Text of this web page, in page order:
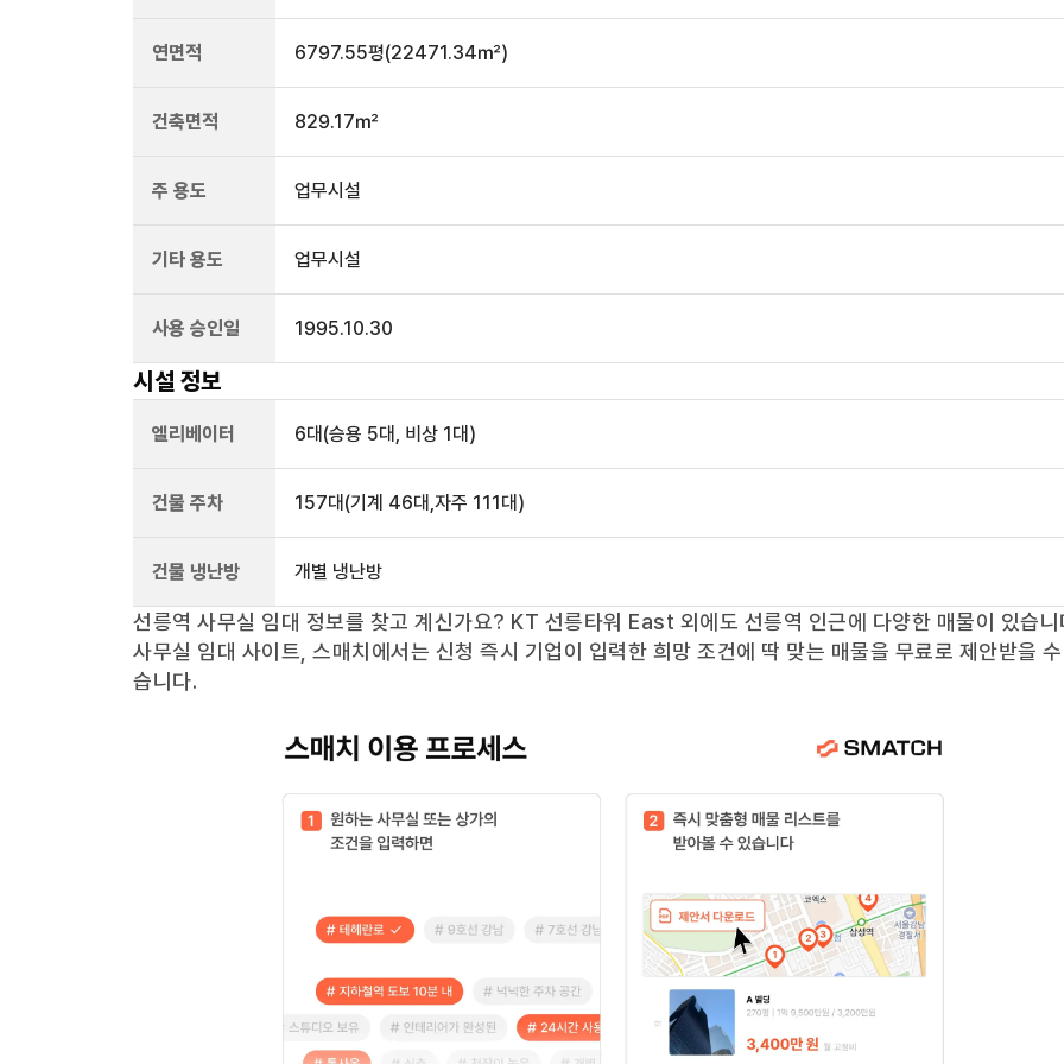
연면적 6797.55평(22471.34㎡)
건축면적 829.17㎡
주 용도 업무시설
기타 용도 업무시설
사용 승인일 1995.10.30
시설 정보
엘리베이터 6대 (승용 5대, 비상 1대)
건물 주차 157대 (기계 46대,자주 111대)
건물 냉난방 개별 냉난방
선릉역 사무실 임대 정보를 찾고 계신가요? KT 선릉타워 East 외에도 선릉역 인근에 다양한 매물이 있습니
사무실 임대 사이트, 스매치에서는 신청 즉시 기업이 입력한 희망 조건에 딱 맞는 매물을 무료로 제안받을 수
습니다.